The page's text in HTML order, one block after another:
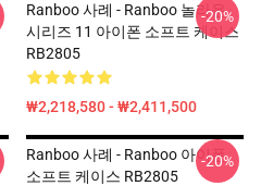
Ranboo 사례 - Ranboo 놀라운
시리즈 11 아이폰 소프트 케이스
RB2805
₩2,218,580 - ₩2,411,500
-20%
Ranboo 사례 - Ranboo 아이폰
소프트 케이스 RB2805
-20%